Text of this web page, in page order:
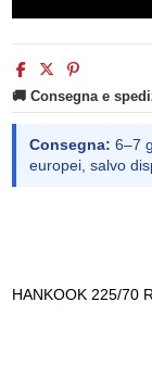
🚚 Consegna e
Consegna: 6–7
europei, salvo
HANKOOK 225/70